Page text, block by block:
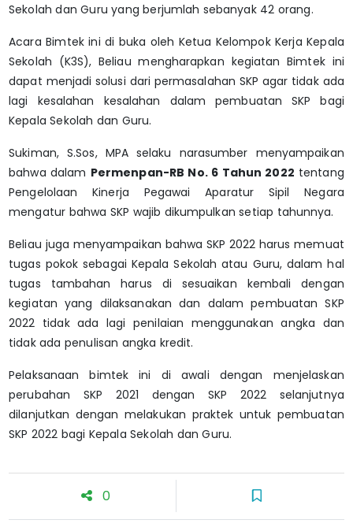
Sekolah dan Guru yang berjumlah sebanyak 42 orang.
Acara Bimtek ini di buka oleh Ketua Kelompok Kerja Kepala
Sekolah (K3S), Beliau mengharapkan kegiatan Bimtek ini
dapat menjadi solusi dari permasalahan SKP agar tidak ada
lagi kesalahan kesalahan dalam pembuatan SKP bagi
Kepala Sekolah dan Guru.
Sukiman, S.Sos, MPA selaku narasumber menyampaikan
bahwa dalam Permenpan-RB No. 6 Tahun 2022 tentang
Pengelolaan Kinerja Pegawai Aparatur Sipil Negara
mengatur bahwa SKP wajib dikumpulkan setiap tahunnya.
Beliau juga menyampaikan bahwa SKP 2022 harus memuat
tugas pokok sebagai Kepala Sekolah atau Guru, dalam hal
tugas tambahan harus di sesuaikan kembali dengan
kegiatan yang dilaksanakan dan dalam pembuatan SKP
2022 tidak ada lagi penilaian menggunakan angka dan
tidak ada penulisan angka kredit.
Pelaksanaan bimtek ini di awali dengan menjelaskan
perubahan SKP 2021 dengan SKP 2022 selanjutnya
dilanjutkan dengan melakukan praktek untuk pembuatan
SKP 2022 bagi Kepala Sekolah dan Guru.
0